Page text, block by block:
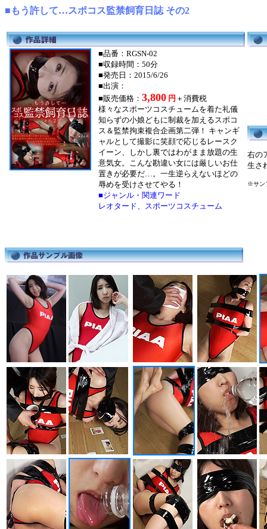
■もう許して…スポコス監禁飼育日誌 その2
■品番：RGSN-02
■収録時間：50分
■発売日：2015/6/26
■出演：
■販売価格： 3,800 円 ＋消費税
様々なスポーツコスチュームを着た礼儀
知らずの小娘どもに制裁を加えるスポコ
ス＆監禁拘束複合企画第二弾！ キャンギ
ャルとして撮影に笑顔で応じるレースク
イーン、しかし裏ではわがまま放題の生
意気女。こんな勘違い女には厳しいお仕
置きが必要だ…。一生逆らえないほどの
辱めを受けさせてやる！
■ジャンル・関連ワード
レオタード、スポーツコスチューム
右の
生さ
※サン